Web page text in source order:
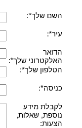
השם שלך*:
עיר*:
הדואר
האלקטרוני שלך*:
הטלפון שלך*:
כניסה*:
לקבלת מידע
נוספת, שאלות,
הצעות: